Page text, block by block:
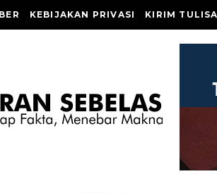
KEBIJAKAN PRIVASI KIRIM